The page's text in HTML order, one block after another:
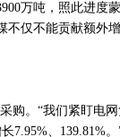
万吨，照此进度
仅不能贡献额外
购。“我们紧盯电
7.95%、139.81%